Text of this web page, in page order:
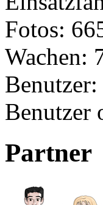
Fotos:
Wachen:
Benutzer:
Benutzer
Partner